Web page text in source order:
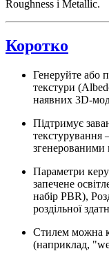
Roughness і Metallic.
Коротко
Генеруйте або
текстури
наявних 3D-
Підтримує
згенерованими
Параметри
запечене
набір PBR),
роздільної
Стилем можна
(наприклад,